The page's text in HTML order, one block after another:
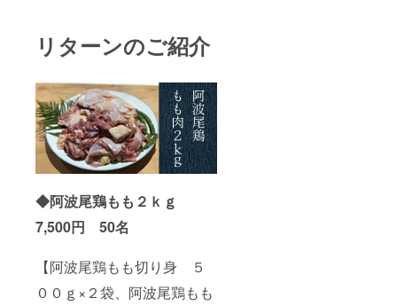
リターンのご紹介
◆阿波尾鶏もも２ｋｇ
7,500円 50名
【阿波尾鶏もも切り身 ５
００ｇ×２袋、阿波尾鶏もも